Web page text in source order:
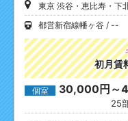
東京 渋谷・恵比寿・下
都営新宿線幡ヶ谷
--
初月賃
個室 30,000円～
25